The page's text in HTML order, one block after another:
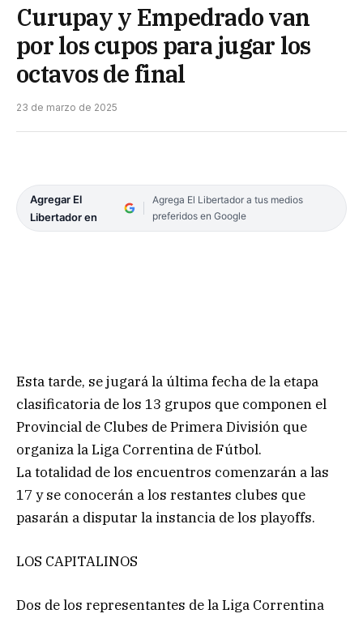
Curupay y Empedrado van
por los cupos para jugar los
octavos de final
23 de marzo de 2025
Agregar El
Libertador en
Agrega El Libertador a tus medios
preferidos en Google
Esta tarde, se jugará la última fecha de la etapa
clasificatoria de los 13 grupos que componen el
Provincial de Clubes de Primera División que
organiza la Liga Correntina de Fútbol.
La totalidad de los encuentros comenzarán a las
17 y se conocerán a los restantes clubes que
pasarán a disputar la instancia de los playoffs.
LOS CAPITALINOS
Dos de los representantes de la Liga Correntina